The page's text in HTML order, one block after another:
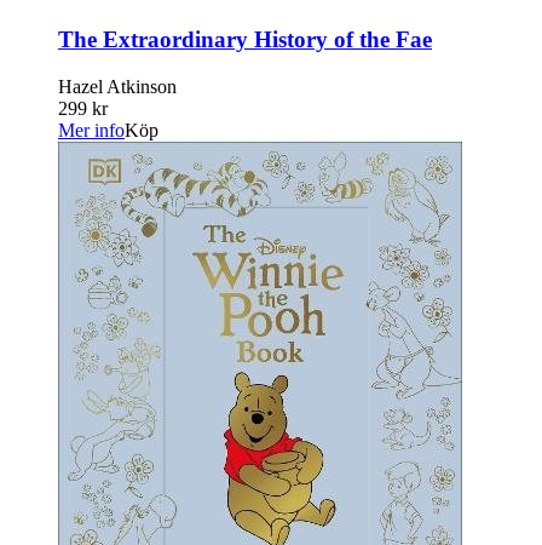
The Extraordinary History of the Fae
Hazel Atkinson
299 kr
Mer infoKöp